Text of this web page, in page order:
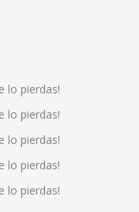
lo pierdas!
lo pierdas!
lo pierdas!
lo pierdas!
lo pierdas!